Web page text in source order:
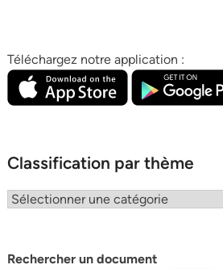
Téléchargez notre application :
Classification par thème
Classification
Rechercher un document